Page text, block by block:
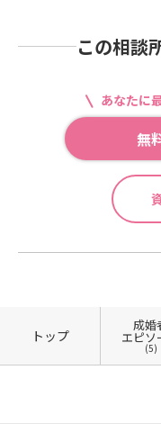
この相談
あなたに
無
トップ
成婚
エピソ
(5)